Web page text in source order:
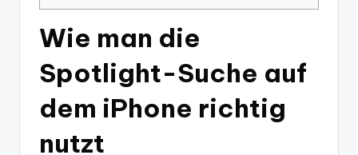
Wie man die
Spotlight-Suche auf
dem iPhone richtig
nutzt